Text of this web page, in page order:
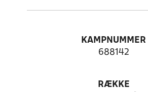
KAMPNUMMER
688142
RÆKKE